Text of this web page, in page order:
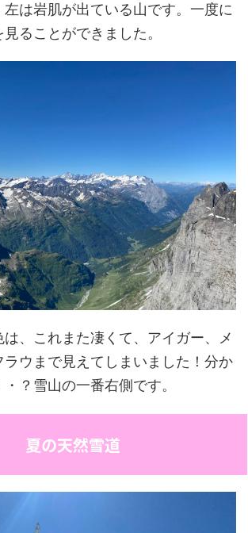
は岩肌が出ている山です。一度に
ることができました。
、これまた凄くて、アイガー、メ
ラウまで見えてしまいました！分か
？雪山の一番右側です。
夏の天然雪道